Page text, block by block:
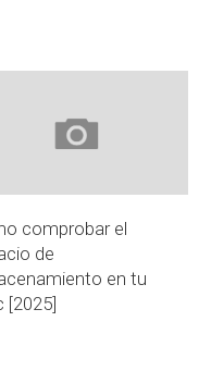
comprobar el
de
en tu
[2025]